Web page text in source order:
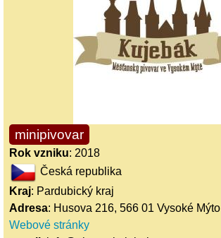
minipivovar
Rok vzniku: 2018
Česká republika
Kraj: Pardubický kraj
Adresa: Husova 216, 566 01 Vysoké Mýto
Webové stránky